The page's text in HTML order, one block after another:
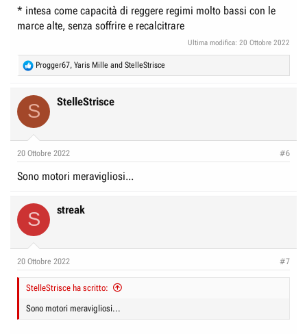
* intesa come capacità di reggere regimi molto bassi con le
marce alte, senza soffrire e recalcitrare
Ultima modifica: 20 Ottobre 2022
R
e
c
t
s
Progger67, Yaris Mille and StelleStrisce
S StelleStrisce
20 Ottobre 2022 #6
Sono motori meravigliosi...
S streak
20 Ottobre 2022 #7
StelleStrisce ha scritto:
Sono motori meravigliosi...